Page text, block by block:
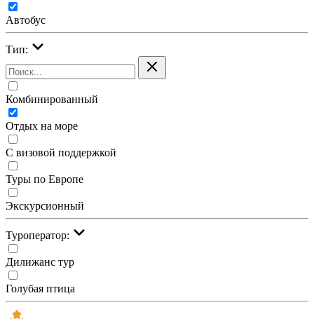
Автобус
Тип:
Комбинированный
Отдых на море
С визовой поддержкой
Туры по Европе
Экскурсионный
Туроператор:
Дилижанс тур
Голубая птица